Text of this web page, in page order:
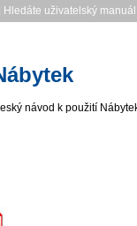
uživatelský manuál
návod k použití